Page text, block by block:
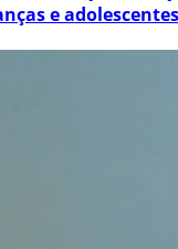
e adolescentes